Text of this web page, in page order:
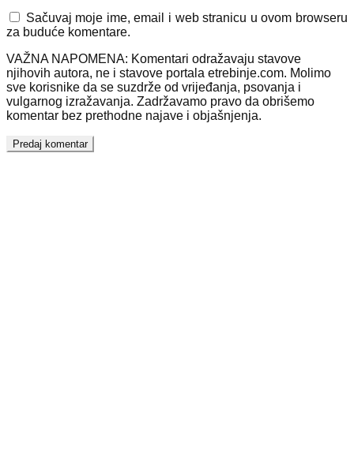
Sačuvaj moje ime, email i web stranicu u ovom browseru
za buduće komentare.
VAŽNA NAPOMENA: Komentari odražavaju stavove
njihovih autora, ne i stavove portala etrebinje.com. Molimo
sve korisnike da se suzdrže od vrijeđanja, psovanja i
vulgarnog izražavanja. Zadržavamo pravo da obrišemo
komentar bez prethodne najave i objašnjenja.